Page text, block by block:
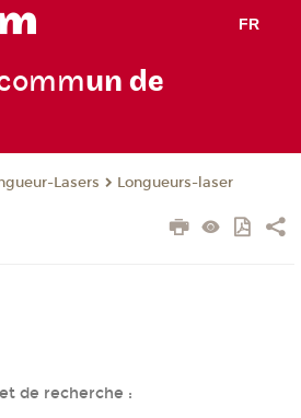
FR
un de
Lasers Longueurs-laser
de recherche :